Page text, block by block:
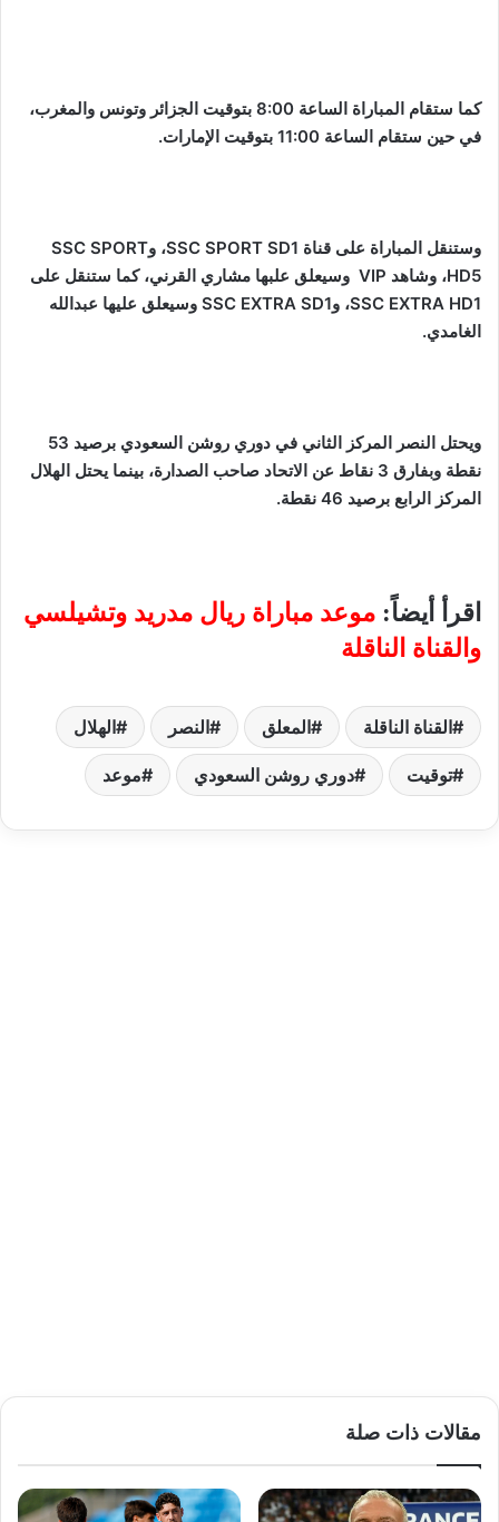
كما ستقام المباراة الساعة 8:00 بتوقيت الجزائر وتونس والمغرب،
في حين ستقام الساعة 11:00 بتوقيت الإمارات.
وستنقل المباراة على قناة SSC SPORT SD1، وSSC SPORT
HD5، وشاهد VIP وسيعلق علبها مشاري القرني، كما ستنقل على
SSC EXTRA HD1، وSSC EXTRA SD1 وسيعلق عليها عبدالله
الغامدي.
ويحتل النصر المركز الثاني في دوري روشن السعودي برصيد 53
نقطة وبفارق 3 نقاط عن الاتحاد صاحب الصدارة، بينما يحتل الهلال
المركز الرابع برصيد 46 نقطة.
اقرأ أيضاً: موعد مباراة ريال مدريد وتشيلسي
والقناة الناقلة
القناة الناقلة المعلق النصر الهلال
توقيت دوري روشن السعودي موعد
مقالات ذات صلة